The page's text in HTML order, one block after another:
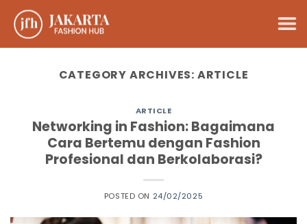
Skip
content
CATEGORY ARCHIVES: ARTICLE
ARTICLE
Networking in Fashion: Bagaimana
Cara Bertemu dengan Fashion
Profesional dan Berkolaborasi?
POSTED ON 24/02/2025